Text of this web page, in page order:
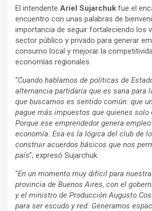
El intendente Ariel Sujarchuk fue el
encuentro con unas palabras de
importancia de seguir fortaleciendo los
sector público y privado para generar
consumo local y mejorar la
economías regionales.
“Cuando hablamos de políticas de
alternancia partidaria que es sana para
que buscamos es sentido común: que
pague más impuestos que quienes solo
Porque ese emprendedor genera
economía. Esa es la lógica del club de
construir acuerdos básicos que nos
país”, expresó Sujarchuk.
“En un momento muy difícil para
provincia de Buenos Aires, con el
y el ministro de Producción Augusto
para ser escudo y red. Generamos